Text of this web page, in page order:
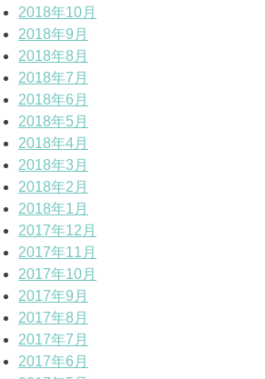
2018年10月
2018年9月
2018年8月
2018年7月
2018年6月
2018年5月
2018年4月
2018年3月
2018年2月
2018年1月
2017年12月
2017年11月
2017年10月
2017年9月
2017年8月
2017年7月
2017年6月